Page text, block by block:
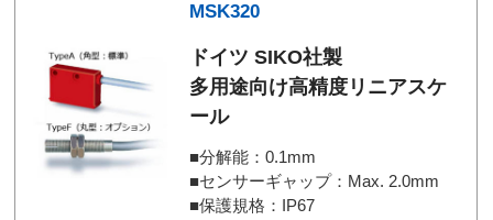
MSK320
ドイツ SIKO社製
多用途向け高精度リニアスケ
ール
■分解能：0.1mm
■センサーギャップ：Max. 2.0mm
■保護規格：IP67